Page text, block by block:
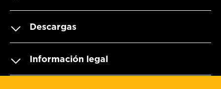
Descargas
Información legal